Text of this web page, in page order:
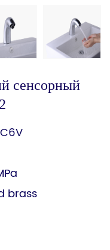
сенсорный
brass